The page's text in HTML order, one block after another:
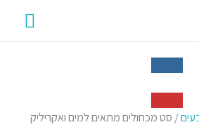
/ סט מכחולים מתאים למים ואקריליק